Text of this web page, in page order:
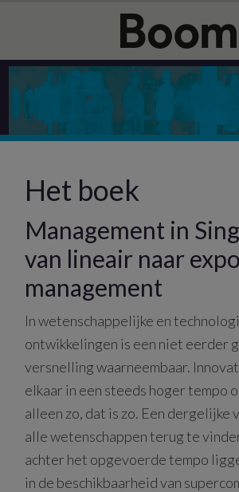
de
de
Het boek
Management in
van lineair naar
management
In wetenschappelijke en
ontwikkelingen is een niet eerder
versnelling waarneembaar.
elkaar in een steeds hoger tempo
alleen zo, dat is zo. Een dergelijke
alle wetenschappen terug te
achter het opgevoerde tempo
in de beschikbaarheid van